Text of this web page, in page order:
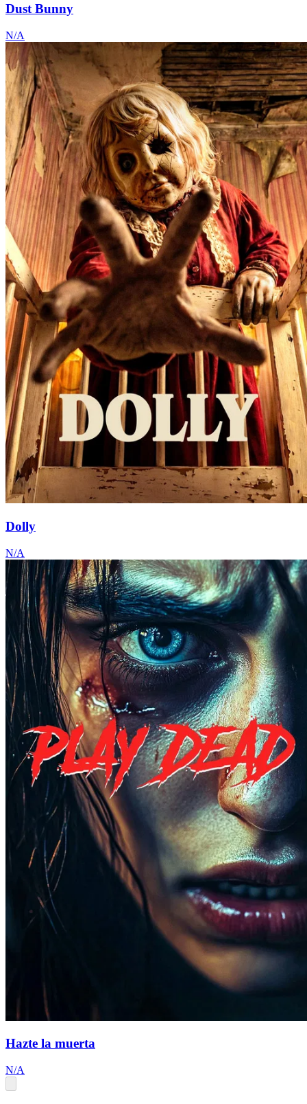
Dust Bunny
N/A
Dolly
N/A
Hazte la muerta
N/A